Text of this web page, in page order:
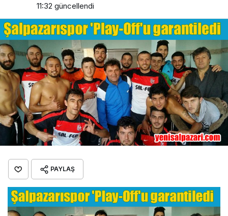
11:32 güncellendi
PAYLAŞ